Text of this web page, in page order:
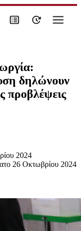
δηλώνουν
προβλέψεις
2024
26 Οκτωβρίου 2024